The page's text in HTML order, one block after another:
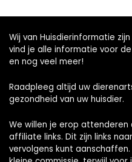
Wij van Huisdierinformatie
vind je alle informatie voor
en nog veel meer!
Raadpleeg altijd uw
gezondheid van uw huisdier.
We willen je erop attenderen
affiliate links. Dit zijn links
vervolgens kunt